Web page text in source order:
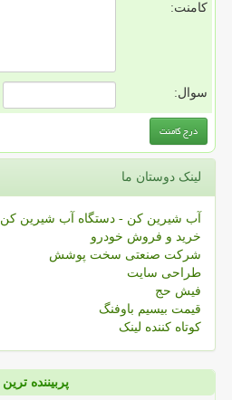
کامنت:
سوال:
لینک دوستان ما
آب شیرین کن - دستگاه آب شیرین کن
خرید و فروش خودرو
شرکت صنعتی سخت پوشش
طراحی سایت
فیش حج
قیمت بیسیم باوفنگ
کوتاه کننده لینک
پربیننده ترین